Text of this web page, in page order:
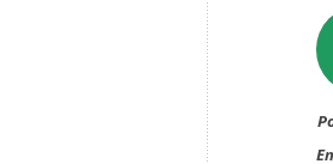
En